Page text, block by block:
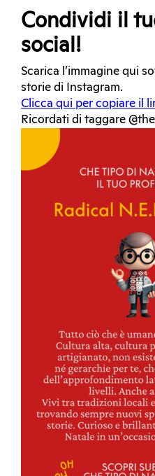
Condividi il
social!
Scarica l’immagine qui
storie di Instagram.
Clicca qui per copiare il
Ricordati di taggare